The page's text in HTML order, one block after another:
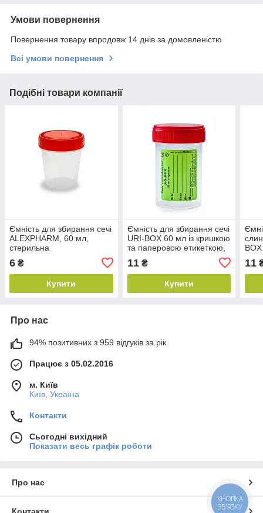
Умови повернення
Повернення товару впродовж 14 днів за домовленістю
Всі умови повернення
Подібні товари компанії
Ємність для збирання сечі
ALEXPHARM, 60 мл,
стерильна
6 ₴
Купити
Ємність для збирання сечі
URI-BOX 60 мл із кришкою
та паперовою етикеткою,
11₴
Купити
11
Про нас
94% позитивних з 959 відгуків за рік
Працює з 05.02.2016
м. Київ
Київ, Україна
Контакти
Сьогодні вихідний
Показати весь графік роботи
Про нас
Контакти
КНОПКА
ЗВ'ЯЗКУ